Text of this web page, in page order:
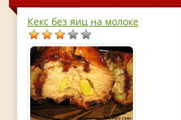
Кекс без яиц на молоке